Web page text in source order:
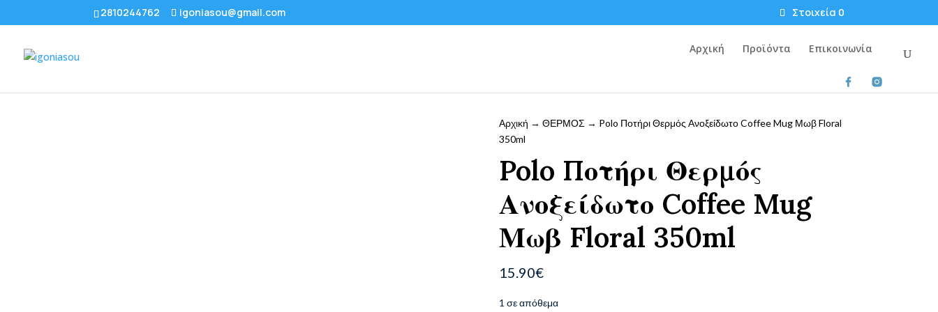
2810244762 igoniasou@gmail.com Στοιχεία 0
Αρχική Προϊόντα Επικοινωνία
Αρχική → ΘΕΡΜΟΣ → Polo Ποτήρι Θερμός Ανοξείδωτο Coffee Mug Μωβ Floral
350ml
Polo Ποτήρι Θερμός
Ανοξείδωτο Coffee Mug
Μωβ Floral 350ml
15.90€
1 σε απόθεμα